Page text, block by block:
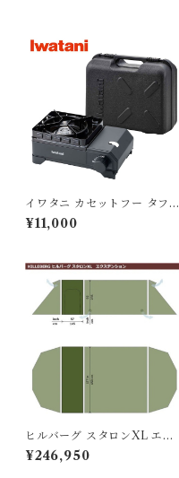
イワタニ カセットフー タフま
るXG Jr.
¥11,000
ヒルバーグ スタロンXL エク
ステンション タクティカ
ル ポールセット
¥246,950